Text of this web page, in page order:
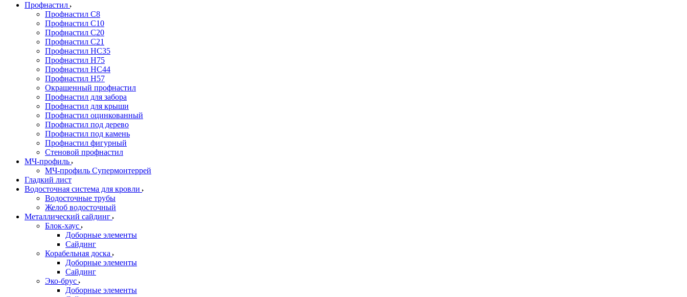
Профнастил
Профнастил С8
Профнастил С10
Профнастил С20
Профнастил С21
Профнастил НС35
Профнастил Н75
Профнастил HC44
Профнастил Н57
Окрашенный профнастил
Профнастил для забора
Профнастил для крыши
Профнастил оцинкованный
Профнастил под дерево
Профнастил под камень
Профнастил фигурный
Стеновой профнастил
МЧ-профиль
МЧ-профиль Супермонтеррей
Гладкий лист
Водосточная система для кровли
Водосточные трубы
Желоб водосточный
Металлический сайдинг
Блок-хаус
Доборные элементы
Сайдинг
Корабельная доска
Доборные элементы
Сайдинг
Эко-брус
Доборные элементы